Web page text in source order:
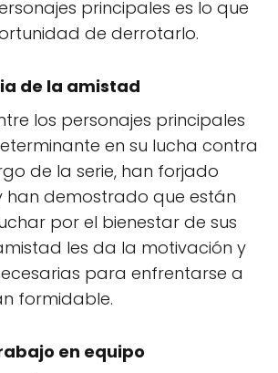
principales es lo que
de derrotarlo.
de la amistad
los personajes principales
en su lucha contra
de la serie, han forjado
han demostrado que están
por el bienestar de sus
les da la motivación y
para enfrentarse a
formidable.
en equipo